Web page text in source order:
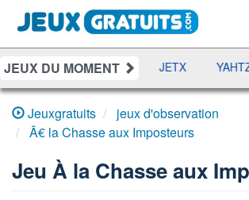
JEUX DU MOMENT
DAMES RAMI JETX
Jeuxgratuits
jeux d'observation
Ã€ la Chasse aux Imposteurs
Jeu À la Chasse aux